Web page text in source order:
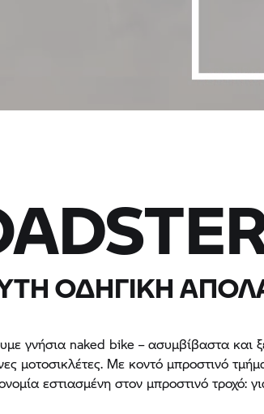
ΟΔΗΓΙΚΉ
γνήσια naked bike – ασυμβίβαστα και
μοτοσικλέτες. Με κοντό μπροστινό
εστιασμένη στον μπροστινό τροχό: